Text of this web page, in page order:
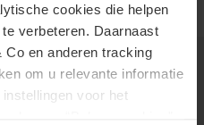
cookies die helpen
verbeteren. Daarnaast
Co en anderen tracking
om u relevante informatie
voor het